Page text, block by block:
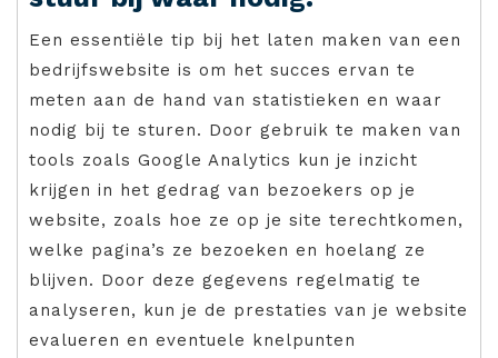
Een essentiële tip bij het laten maken van een
bedrijfswebsite is om het succes ervan te
meten aan de hand van statistieken en waar
nodig bij te sturen. Door gebruik te maken van
tools zoals Google Analytics kun je inzicht
krijgen in het gedrag van bezoekers op je
website, zoals hoe ze op je site terechtkomen,
welke pagina’s ze bezoeken en hoelang ze
blijven. Door deze gegevens regelmatig te
analyseren, kun je de prestaties van je website
evalueren en eventuele knelpunten